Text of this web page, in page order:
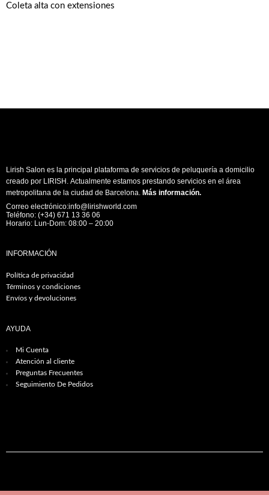
Coleta alta con extensiones
Lirish Salon es la principal plataforma de servicios de peluquería a domicilio
creado por LIRISH. Actualmente estamos prestando servicios en el área
metropolitana de la ciudad de Barcelona. Más información.
Correo electrónico:info@lirishworld.com
Teléfono: (+34) 671 13 36 06
Horario: Lun-Dom: 08:00 – 20:00
INFORMACIÓN
Política de privacidad
Términos y condiciones
Envíos y devoluciones
AYUDA
Mi Cuenta
Atención al cliente
Preguntas Frecuentes
Seguimiento De Pedidos